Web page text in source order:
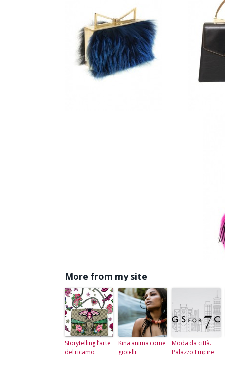
More from my site
Storytelling l’arte
del ricamo.
Kina anima come
gioielli
Moda da città.
Palazzo Empire